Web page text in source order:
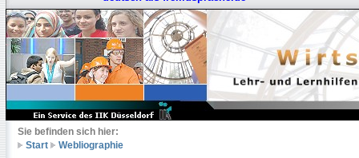
Sie befinden sich hier:
Start
Webliographie